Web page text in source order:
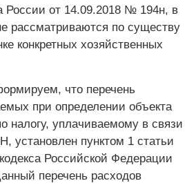
России от 14.09.2018 № 194н, в
рассматриваются по существу
конкретных хозяйственных
что перечень
при определении объекта
налогу, уплачиваемому в связи
установлен пунктом 1 статьи
Российской Федерации
перечень расходов